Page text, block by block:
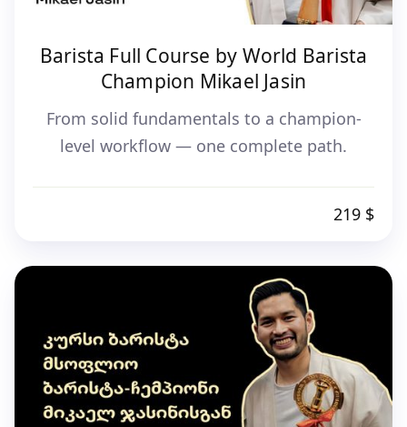
Barista Full Course by World Barista
Champion Mikael Jasin
From solid fundamentals to a champion-
level workflow — one complete path.
219 $